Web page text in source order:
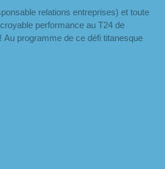
relations entreprises) et toute
performance au T24 de
programme de ce défi titanesque